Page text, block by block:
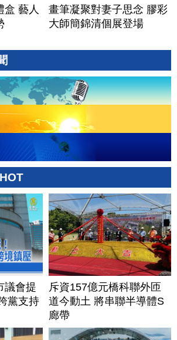
盒 藝人
畫筆凝聚對妻子思念 膠彩
大師簡錦清個展登場
議會提
黨支持
斥資157億元橋科聯外匝
道今動土 將串聯半導體S
廊帶